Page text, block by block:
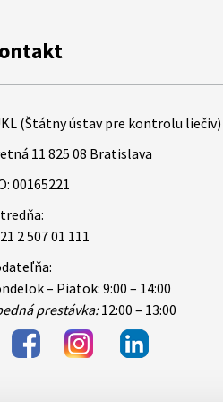
(Štátny ústav pre kontrolu liečiv)
11 825 08 Bratislava
00165221
2 507 01 111
– Piatok: 9:00 – 14:00
prestávka:12:00 – 13:00